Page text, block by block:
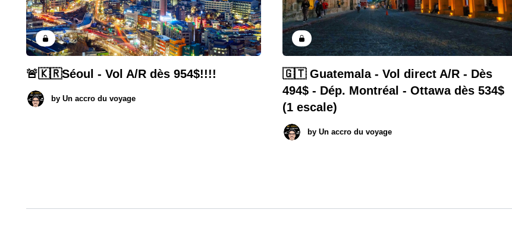
🚨🇰🇷Séoul - Vol A/R dès 954$!!!!
by Un accro du voyage
🇬🇹 Guatemala - Vol direct A/R - Dès
494$ - Dép. Montréal - Ottawa dès 534$
(1 escale)
by Un accro du voyage